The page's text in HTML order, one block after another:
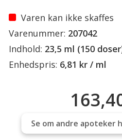
Varen kan ikke skaffes
Varenummer: 207042
Indhold: 23,5 ml (150
Enhedspris: 6,81 kr / ml
Se om andre apoteker